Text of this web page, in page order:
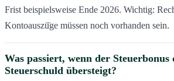
Frist beispielsweise Ende 2026. Wichtig:
Kontoauszü̈ge müssen noch vorhanden sein.
Was passiert, wenn der Steuerbonus
Steuerschuld übersteigt?